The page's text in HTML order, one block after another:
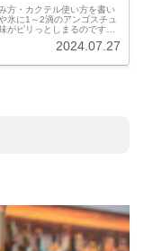
方・カクテル使い方を書い
氷に1～2滴のアンゴスチュ
がピリっとしまるのです。
2024.07.27